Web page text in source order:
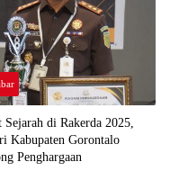
Sejarah di Rakerda 2025,
Kabupaten Gorontalo
Penghargaan